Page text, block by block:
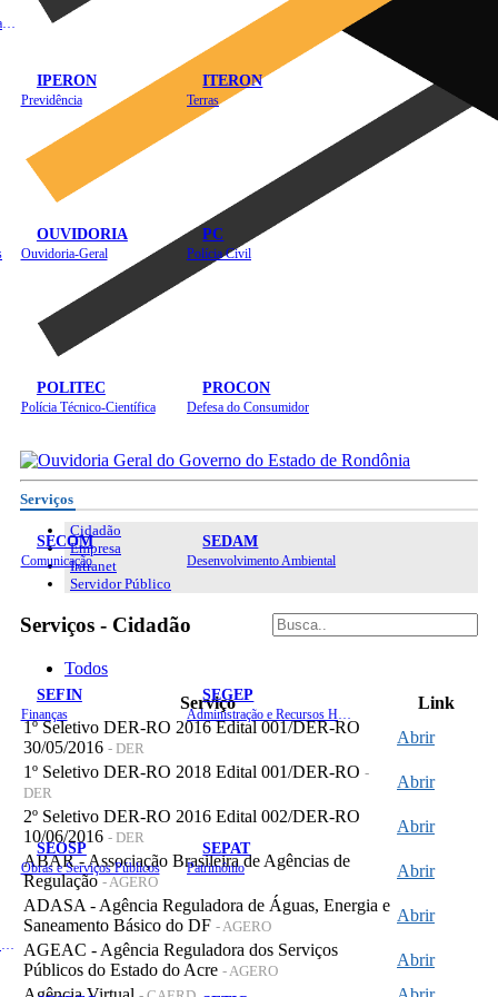
IPERON
Previdência
ITERON
Terras
OUVIDORIA
Ouvidoria-Geral
PC
Polícia Civil
POLITEC
Polícia Técnico-Científica
PROCON
Defesa do Consumidor
SECOM
Comunicação
SEDAM
Desenvolvimento Ambiental
SEFIN
Finanças
SEGEP
SEOSP
Obras e Serviços Públicos
SEPAT
Patrimônio
Serviços
Cidadão
Empresa
Intranet
Servidor Público
Serviços - Cidadão
Todos
Serviço
Link
1º Seletivo DER-RO 2016 Edital 001/DER-RO
30/05/2016 - DER
Abrir
1º Seletivo DER-RO 2018 Edital 001/DER-RO -
DER
Abrir
2º Seletivo DER-RO 2016 Edital 002/DER-RO
10/06/2016 - DER
Abrir
ABAR - Associação Brasileira de Agências de
Regulação- AGERO
Abrir
ADASA - Agência Reguladora de Águas, Energia e
Saneamento Básico do DF - AGERO
Abrir
AGEAC - Agência Reguladora dos Serviços
Públicos do Estado do Acre - AGERO
Abrir